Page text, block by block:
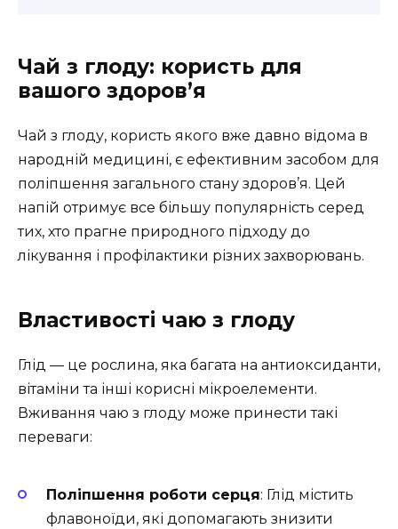
Чай з глоду: користь для
вашого здоров’я
Чай з глоду, користь якого вже давно відома в
народній медицині, є ефективним засобом для
поліпшення загального стану здоров’я. Цей
напій отримує все більшу популярність серед
тих, хто прагне природного підходу до
лікування і профілактики різних захворювань.
Властивості чаю з глоду
Глід — це рослина, яка багата на антиоксиданти,
вітаміни та інші корисні мікроелементи.
Вживання чаю з глоду може принести такі
переваги:
Поліпшення роботи серця: Глід містить
флавоноїди, які допомагають знизити